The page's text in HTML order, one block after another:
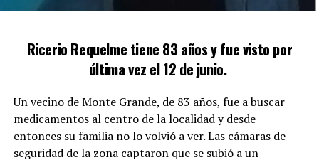
Ricerio Requelme tiene 83 años y fue visto por
última vez el 12 de junio.
Un vecino de Monte Grande, de 83 años, fue a buscar
medicamentos al centro de la localidad y desde
entonces su familia no lo volvió a ver. Las cámaras de
seguridad de la zona captaron que se subió a un